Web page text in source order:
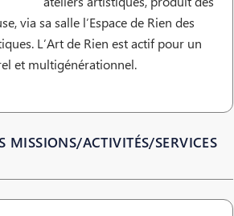
via sa salle l’Espace de Rien des
L’Art de Rien est actif pour un
et multigénérationnel.
MISSIONS/ACTIVITÉS/SERVICES